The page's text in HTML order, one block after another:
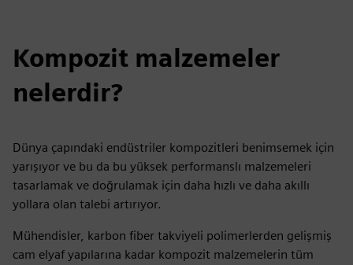
Kompozit malzemeler
nelerdir?
Dünya çapındaki endüstriler kompozitleri benimsemek için
yarışıyor ve bu da bu yüksek performanslı malzemeleri
tasarlamak ve doğrulamak için daha hızlı ve daha akıllı
yollara olan talebi artırıyor.
Mühendisler, karbon fiber takviyeli polimerlerden gelişmiş
cam elyaf yapılarına kadar kompozit malzemelerin tüm